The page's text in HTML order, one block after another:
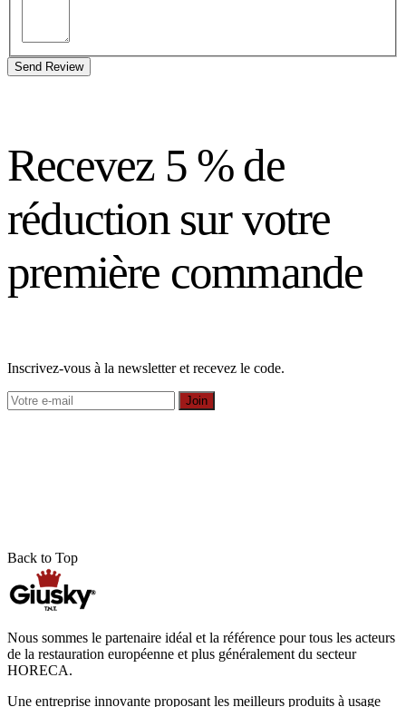
Send Review
Recevez 5 % de
réduction sur votre
première commande
Inscrivez-vous à la newsletter et recevez le code.
Join
Back to Top
Nous sommes le partenaire idéal et la référence pour tous les acteurs
de la restauration européenne et plus généralement du secteur
HORECA.
Une entreprise innovante proposant les meilleurs produits à usage